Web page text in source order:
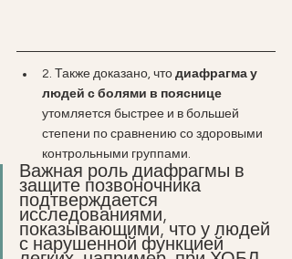
2. Также доказано, что диафрагма у
людей с болями в пояснице
утомляется быстрее и в большей
степени по сравнению со здоровыми
контрольными группами.
Важная роль диафрагмы в
защите позвоночника
подтверждается
исследованиями,
показывающими, что у людей
с нарушенной функцией